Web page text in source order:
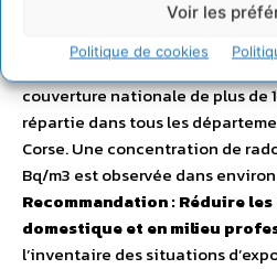
Voir les
Politique de cookies
risque est estimé à 8-10 % pour
personnes exposées est
de mesure à l’intérieur des
couverture nationale de plus de
répartie dans tous les
Corse. Une concentration de
Bq/m3 est observée dans
Recommandation : Réduire
domestique et en milieu
l’inventaire des situations